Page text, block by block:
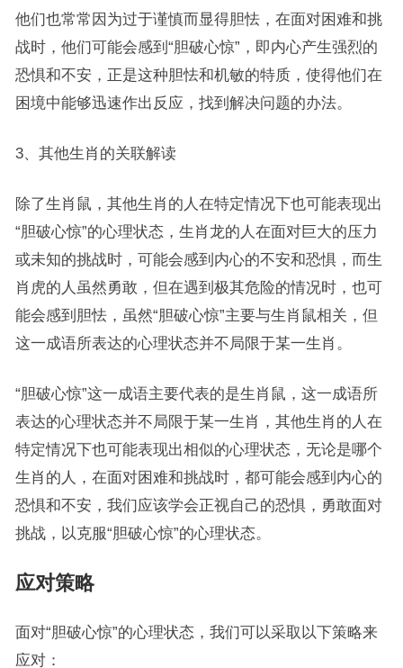
他们也常常因为过于谨慎而显得胆怯，在面对困难和挑
战时，他们可能会感到“胆破心惊”，即内心产生强烈的
恐惧和不安，正是这种胆怯和机敏的特质，使得他们在
困境中能够迅速作出反应，找到解决问题的办法。
3、其他生肖的关联解读
除了生肖鼠，其他生肖的人在特定情况下也可能表现出
“胆破心惊”的心理状态，生肖龙的人在面对巨大的压力
或未知的挑战时，可能会感到内心的不安和恐惧，而生
肖虎的人虽然勇敢，但在遇到极其危险的情况时，也可
能会感到胆怯，虽然“胆破心惊”主要与生肖鼠相关，但
这一成语所表达的心理状态并不局限于某一生肖。
“胆破心惊”这一成语主要代表的是生肖鼠，这一成语所
表达的心理状态并不局限于某一生肖，其他生肖的人在
特定情况下也可能表现出相似的心理状态，无论是哪个
生肖的人，在面对困难和挑战时，都可能会感到内心的
恐惧和不安，我们应该学会正视自己的恐惧，勇敢面对
挑战，以克服“胆破心惊”的心理状态。
应对策略
面对“胆破心惊”的心理状态，我们可以采取以下策略来
应对：